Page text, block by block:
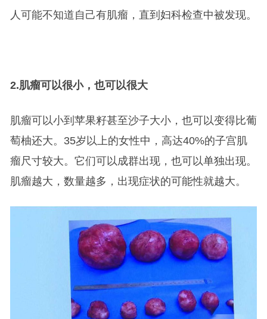
人可能不知道自己有肌瘤，直到妇科检查中被发现。
2.肌瘤可以很小，也可以很大
肌瘤可以小到苹果籽甚至沙子大小，也可以变得比葡
萄柚还大。35岁以上的女性中，高达40%的子宫肌
瘤尺寸较大。它们可以成群出现，也可以单独出现。
肌瘤越大，数量越多，出现症状的可能性就越大。